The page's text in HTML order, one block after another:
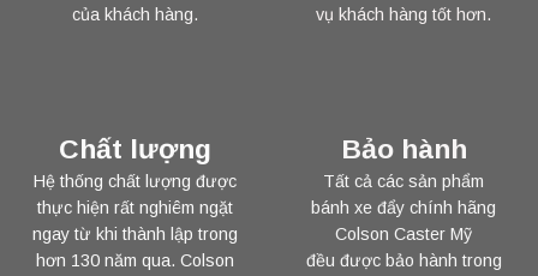
của khách hàng.
vụ khách hàng tốt hơn.
Chất lượng
Hệ thống chất lượng được
thực hiện rất nghiêm ngặt
ngay từ khi thành lập trong
hơn 130 năm qua. Colson
Bảo hành
Tất cả các sản phẩm
bánh xe đẩy chính hãng
Colson Caster Mỹ
đều được bảo hành trong